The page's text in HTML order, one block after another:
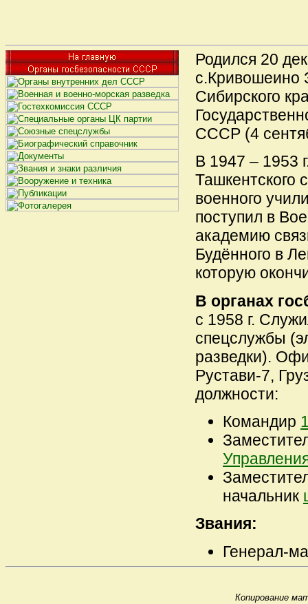
Родился 20
с.Кривошеино
Сибирского
СССР (4
В 1947 – 1953
Ташкентского
военного
поступил в
академию
Будённого в
которую
В органах
с 1958 г.
спецслужбы
разведки).
Рустави-7,
должности:
Командир
начальник
Звания:
Генерал-
Копирование